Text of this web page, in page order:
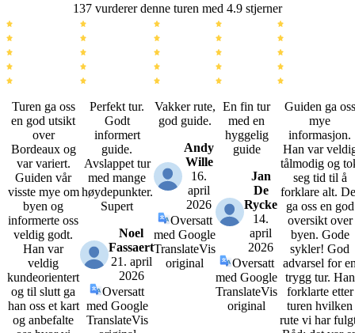
137 vurderer denne turen med 4.9 stjerner
Turen ga oss
en god utsikt
over
Bordeaux og
var variert.
Guiden vår
visste mye om
byen og
informerte oss
veldig godt.
Han var
veldig
kundeorientert
og til slutt ga
han oss et kart
og anbefalte
Perfekt tur.
Godt
informert
guide.
Avslappet tur
med mange
høydepunkter.
Supert
Noel
Fassaert
21. april
2026
Oversatt
med Google
TranslateVis
Vakker rute,
god guide.
Andy
Wille
16.
april
2026
Oversatt
med Google
TranslateVis
original
En fin tur
med en
hyggelig
guide
Jan
De
Rycke
14.
april
2026
Oversatt
med Google
TranslateVis
original
Guiden ga oss
mye
informasjon.
Han var
tålmodig og
seg tid til å
forklare alt.
ga oss en god
oversikt over
byen. Gode
sykler! God
advarsel for
trygg tur. Han
forklarte etter
turen hvilken
rute vi har